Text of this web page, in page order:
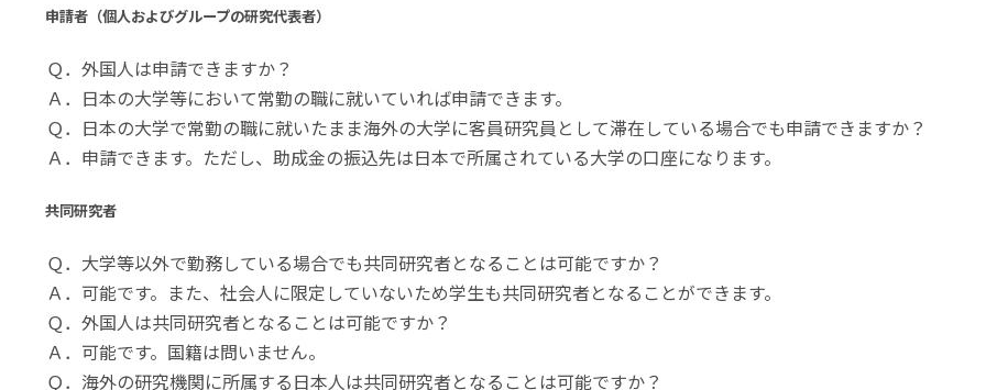
申請者（個人およびグループの研究代表者）
Ｑ．外国人は申請できますか？
Ａ．日本の大学等において常勤の職に就いていれば申請できます。
Ｑ．日本の大学で常勤の職に就いたまま海外の大学に客員研究員として滞在している場合でも申請できますか？
Ａ．申請できます。ただし、助成金の振込先は日本で所属されている大学の口座になります。
共同研究者
Ｑ．大学等以外で勤務している場合でも共同研究者となることは可能ですか？
Ａ．可能です。また、社会人に限定していないため学生も共同研究者となることができます。
Ｑ．外国人は共同研究者となることは可能ですか？
Ａ．可能です。国籍は問いません。
Ｑ．海外の研究機関に所属する日本人は共同研究者となることは可能ですか？